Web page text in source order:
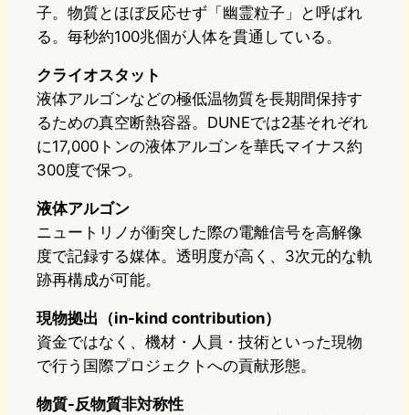
子。物質とほぼ反応せず「幽霊粒子」と呼ばれ
る。毎秒約100兆個が人体を貫通している。
クライオスタット
液体アルゴンなどの極低温物質を長期間保持す
るための真空断熱容器。DUNEでは2基それぞれ
に17,000トンの液体アルゴンを華氏マイナス約
300度で保つ。
液体アルゴン
ニュートリノが衝突した際の電離信号を高解像
度で記録する媒体。透明度が高く、3次元的な軌
跡再構成が可能。
現物拠出（in-kind contribution）
資金ではなく、機材・人員・技術といった現物
で行う国際プロジェクトへの貢献形態。
物質-反物質非対称性